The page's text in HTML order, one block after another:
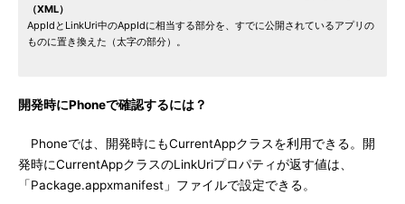
（XML）
AppIdとLinkUri中のAppIdに相当する部分を、すでに公開されているアプリの
ものに置き換えた（太字の部分）。
開発時にPhoneで確認するには？
Phoneでは、開発時にもCurrentAppクラスを利用できる。開
発時にCurrentAppクラスのLinkUriプロパティが返す値は、
「Package.appxmanifest」ファイルで設定できる。